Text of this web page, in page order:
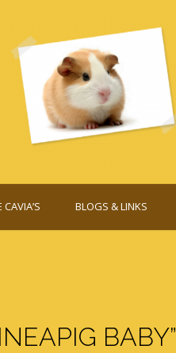
CAVIA’S BLOGS & LINKS
BABY”